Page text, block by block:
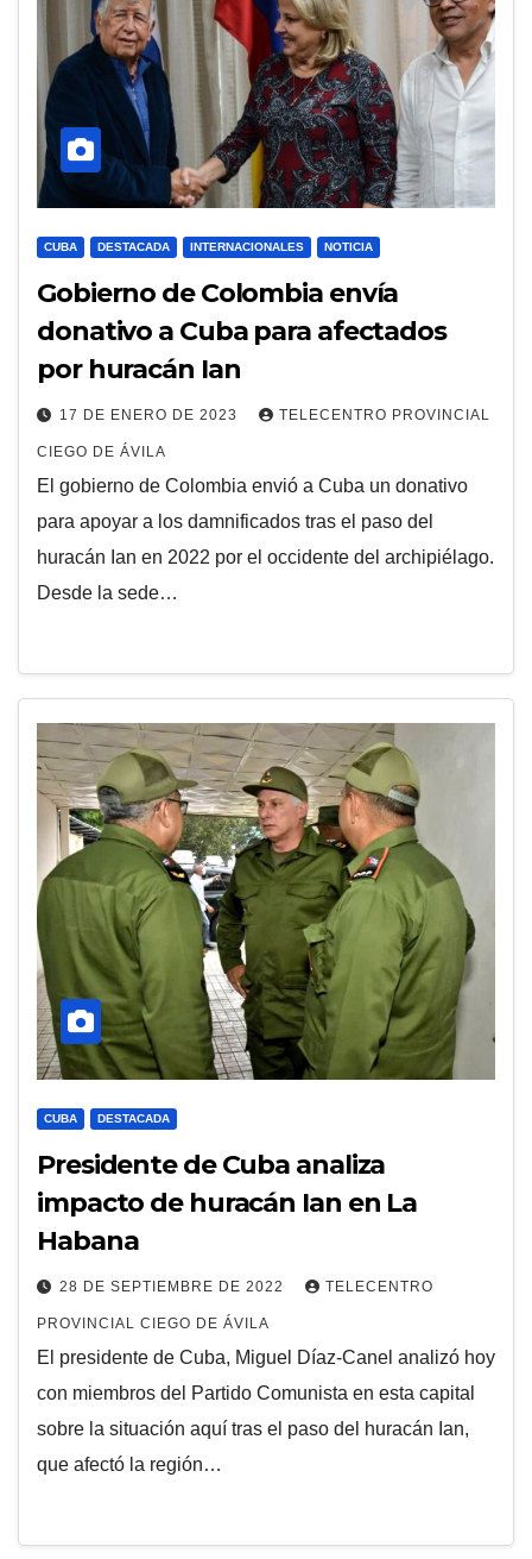
CUBA DESTACADA INTERNACIONALES NOTICIA
Gobierno de Colombia envía
donativo a Cuba para afectados
por huracán Ian
17 DE ENERO DE 2023 TELECENTRO PROVINCIAL
CIEGO DE ÁVILA
El gobierno de Colombia envió a Cuba un donativo
para apoyar a los damnificados tras el paso del
huracán Ian en 2022 por el occidente del archipiélago.
Desde la sede…
CUBA DESTACADA
Presidente de Cuba analiza
impacto de huracán Ian en La
Habana
28 DE SEPTIEMBRE DE 2022 TELECENTRO
PROVINCIAL CIEGO DE ÁVILA
El presidente de Cuba, Miguel Díaz-Canel analizó hoy
con miembros del Partido Comunista en esta capital
sobre la situación aquí tras el paso del huracán Ian,
que afectó la región…